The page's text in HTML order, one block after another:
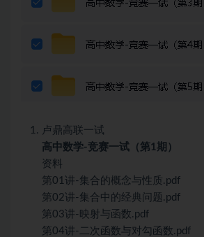
卢鼎高联一试
高中数学-竞赛一试（第1期）
资料
第01讲-集合的概念与性质.pdf
第02讲-集合中的经典问题.pdf
第03讲-映射与函数.pdf
第04讲-二次函数与对勾函数.pdf